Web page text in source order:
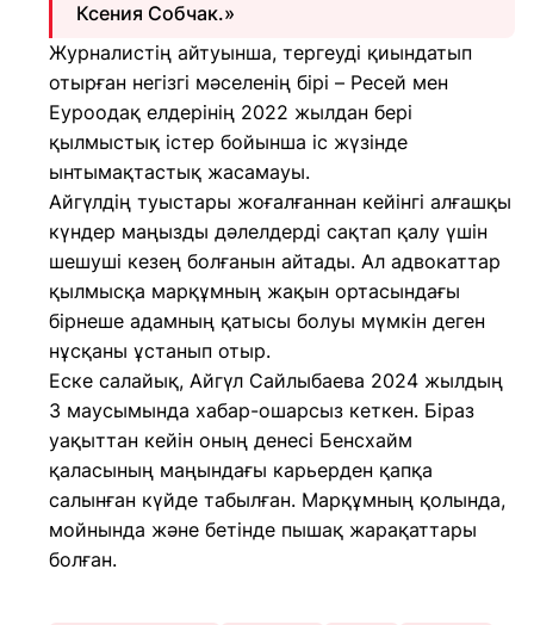
Ксения Собчак.»
Журналистің айтуынша, тергеуді қиындатып
отырған негізгі мәселенің бірі – Ресей мен
Еуроодақ елдерінің 2022 жылдан бері
қылмыстық істер бойынша іс жүзінде
ынтымақтастық жасамауы.
Айгүлдің туыстары жоғалғаннан кейінгі алғашқы
күндер маңызды дәлелдерді сақтап қалу үшін
шешуші кезең болғанын айтады. Ал адвокаттар
қылмысқа марқұмның жақын ортасындағы
бірнеше адамның қатысы болуы мүмкін деген
нұсқаны ұстанып отыр.
Еске салайық, Айгүл Сайлыбаева 2024 жылдың
3 маусымында хабар-ошарсыз кеткен. Біраз
уақыттан кейін оның денесі Бенсхайм
қаласының маңындағы карьерден қапқа
салынған күйде табылған. Марқұмның қолында,
мойнында және бетінде пышақ жарақаттары
болған.